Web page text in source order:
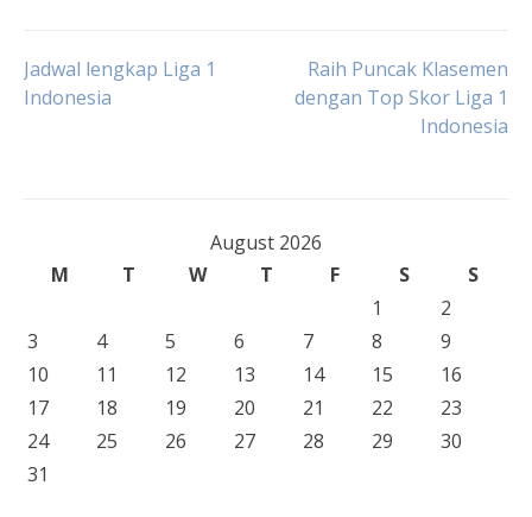
Post
Jadwal lengkap Liga 1
Indonesia
Raih Puncak Klasemen
dengan Top Skor Liga 1
Indonesia
August 2026
M
T W T F S
S
1
2
3
4 5 6 7 8
9
10
11 12 13 14 15
16
17
18 19 20 21 22
23
24
25 26 27 28 29
30
31